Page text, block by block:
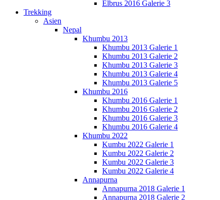
Elbrus 2016 Galerie 3
Trekking
Asien
Nepal
Khumbu 2013
Khumbu 2013 Galerie 1
Khumbu 2013 Galerie 2
Khumbu 2013 Galerie 3
Khumbu 2013 Galerie 4
Khumbu 2013 Galerie 5
Khumbu 2016
Khumbu 2016 Galerie 1
Khumbu 2016 Galerie 2
Khumbu 2016 Galerie 3
Khumbu 2016 Galerie 4
Khumbu 2022
Kumbu 2022 Galerie 1
Kumbu 2022 Galerie 2
Kumbu 2022 Galerie 3
Kumbu 2022 Galerie 4
Annapurna
Annapurna 2018 Galerie 1
Annapurna 2018 Galerie 2